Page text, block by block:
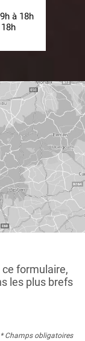
à 18h
formulaire,
les plus brefs
* Champs obligatoires